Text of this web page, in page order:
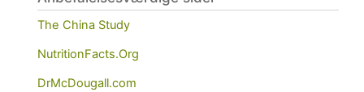
The China Study
NutritionFacts.Org
DrMcDougall.com